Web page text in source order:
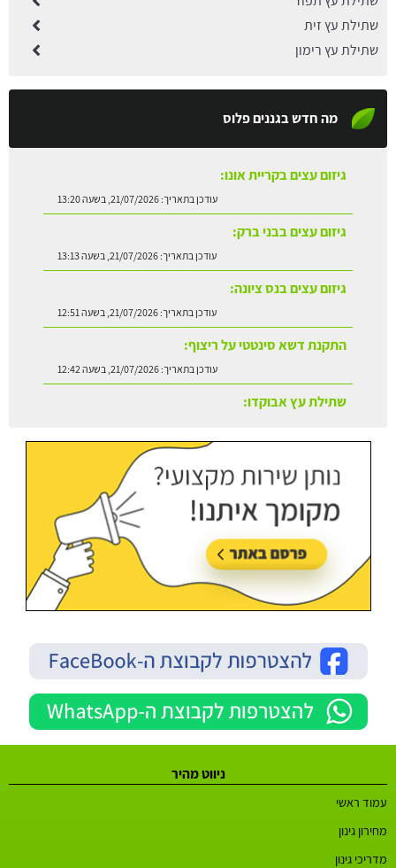
שתילת עץ זית
שתילת עץ רימון
מה חדש בגננים פלוס
גיזום עצים בקריית אונו:
עודכן בתאריך:21/07/2026, בשעה 13:20
גיזום עצים בבני ברק:
עודכן בתאריך:21/07/2026, בשעה 13:13
גיזום עצים בנס ציונה:
עודכן בתאריך:21/07/2026, בשעה 12:51
התקנת דשא סינטטי על ריצוף:
עודכן בתאריך:21/07/2026, בשעה 12:42
שתילת עץ אבוקדו:
ניווט מהיר
עמוד ראשי
מחירון גינון
מדריכי גינון